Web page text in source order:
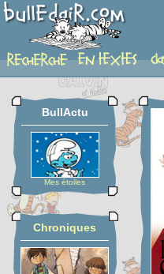
album
BullActu
Mes étoiles
Chroniques